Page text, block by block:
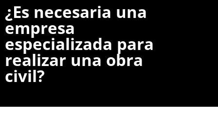
¿Es necesaria una
empresa
especializada para
realizar una obra
civil?